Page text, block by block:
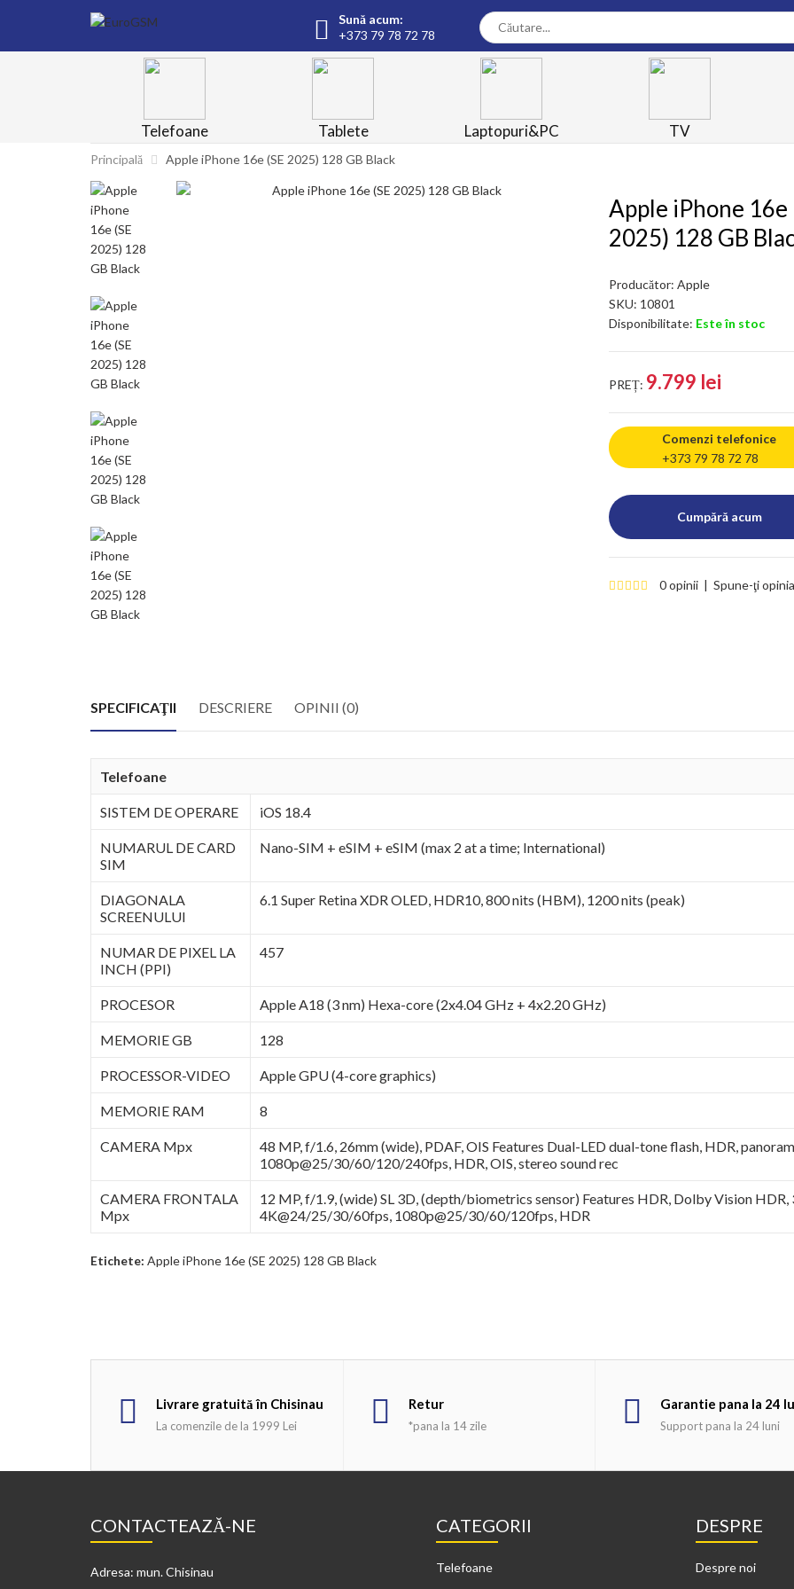
Sună acum:
+373 79 78 72 78
Telefoane Tablete Laptopuri&PC TV
Principală Apple iPhone 16e (SE 2025) 128 GB Black
Apple iPhone 16e
2025) 128 GB
Producător: Apple
SKU: 10801
Disponibilitate: Este în stoc
PREȚ: 9.799 lei
Comenzi telefonice
+373 79 78 72 78
0 opinii| Spune-ţi opinia
SPECIFICAŢII DESCRIERE OPINII (0)
Telefoane
SISTEM DE OPERARE iOS 18.4
NUMARUL DE CARD
SIM
Nano-SIM + eSIM + eSIM (max 2 at a time; International)
DIAGONALA
SCREENULUI
6.1 Super Retina XDR OLED, HDR10, 800 nits (HBM), 1200 nits (peak)
NUMAR DE PIXEL LA
INCH (PPI)
457
PROCESOR Apple A18 (3 nm) Hexa-core (2x4.04 GHz + 4x2.20 GHz)
MEMORIE GB 128
PROCESSOR-VIDEO Apple GPU (4-core graphics)
MEMORIE RAM 8
CAMERA Mpx
48 MP, f/1.6, 26mm (wide), PDAF, OIS Features Dual-LED dual-tone flash, HDR,
1080p@25/30/60/120/240fps, HDR, OIS, stereo sound rec
CAMERA FRONTALA
Mpx
12 MP, f/1.9, (wide) SL 3D, (depth/biometrics sensor) Features HDR, Dolby Vision
4K@24/25/30/60fps, 1080p@25/30/60/120fps, HDR
Etichete: Apple iPhone 16e (SE 2025) 128 GB Black
Livrare gratuită în Chisinau
La comenzile de la 1999 Lei
Retur
*pana la 14 zile
Garantie pana la 24
Support pana la 24 luni
CONTACTEAZĂ-NE
Adresa: mun. Chisinau
CATEGORII
Telefoane
DESPRE
Despre noi